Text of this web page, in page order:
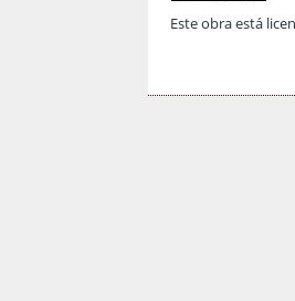
Este obra está